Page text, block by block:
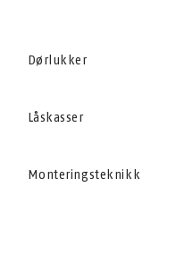
Dørlukker
Låskasser
Monteringsteknikk